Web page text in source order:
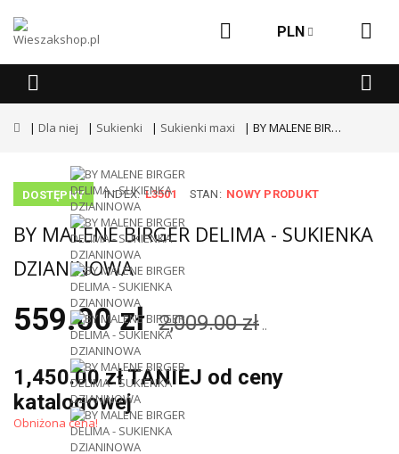
PLN
Dla niej Sukienki Sukienki maxi BY MALENE BIRGER DELIMA - SUKIENKA DZIANINOWA
DOSTĘPNY INDEX: L3501 STAN: NOWY PRODUKT
BY MALENE BIRGER DELIMA - SUKIENKA
DZIANINOWA
559.00 zł 2,009.00 zł ..
1,450.00 zł TANIEJ od ceny
katalogowej
Obniżona cena!